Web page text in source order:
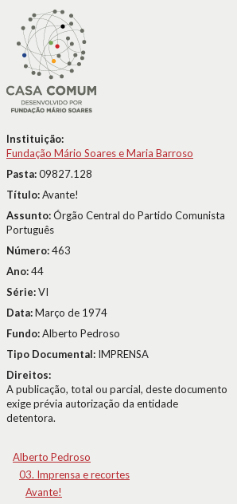
Instituição:
Fundação Mário Soares e Maria Barroso
Pasta:09827.128
Título:Avante!
Assunto:Órgão Central do Partido Comunista
Português
Número:463
Ano:44
Série:VI
Data:Março de 1974
Fundo:Alberto Pedroso
Tipo Documental: IMPRENSA
Direitos:
A publicação, total ou parcial, deste documento
exige prévia autorização da entidade
detentora.
Alberto Pedroso
03. Imprensa e recortes
Avante!